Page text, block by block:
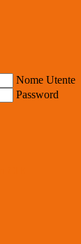
Nome Utente
Password